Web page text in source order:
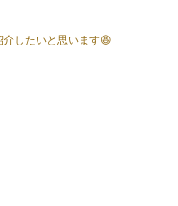
したいと思います😆